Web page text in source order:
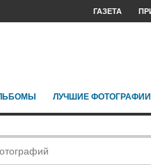
ГАЗЕТА
ЛУЧШИЕ ФОТОГРАФИИ